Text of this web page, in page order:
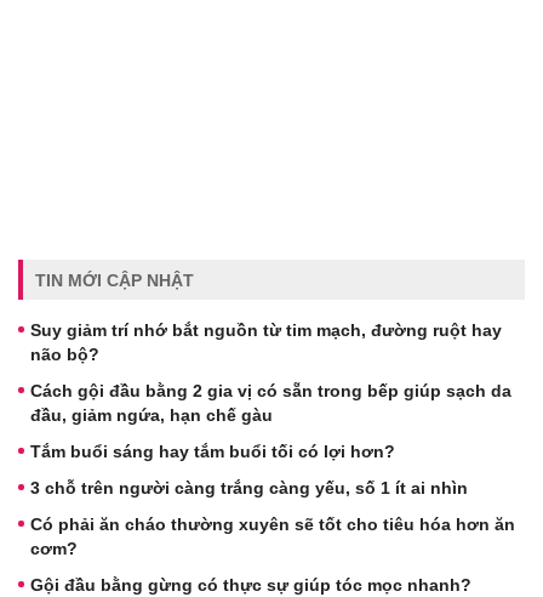
TIN MỚI CẬP NHẬT
Suy giảm trí nhớ bắt nguồn từ tim mạch, đường ruột hay
não bộ?
Cách gội đầu bằng 2 gia vị có sẵn trong bếp giúp sạch da
đầu, giảm ngứa, hạn chế gàu
Tắm buổi sáng hay tắm buổi tối có lợi hơn?
3 chỗ trên người càng trắng càng yếu, số 1 ít ai nhìn
Có phải ăn cháo thường xuyên sẽ tốt cho tiêu hóa hơn ăn
cơm?
Gội đầu bằng gừng có thực sự giúp tóc mọc nhanh?